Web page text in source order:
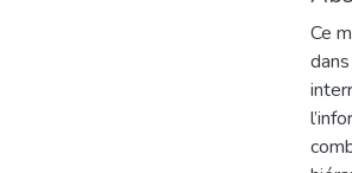
Ce